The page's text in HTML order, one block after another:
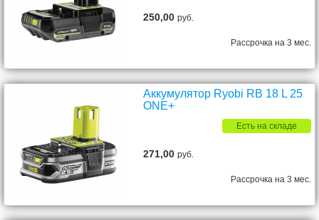
250,00руб.
Рассрочка на 3 мес.
Аккумулятор Ryobi RB 18 L 25
ONE+
Есть на складе
271,00руб.
Рассрочка на 3 мес.